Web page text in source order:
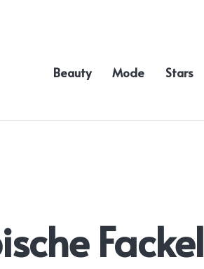
Beauty Mode Stars
Fackel